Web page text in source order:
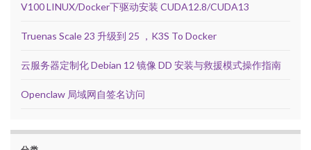
V100 LINUX/Docker下驱动安装 CUDA12.8/CUDA13
Truenas Scale 23 升级到 25 ，K3S To Docker
云服务器定制化 Debian 12 镜像 DD 安装与救援模式操作指南
Openclaw 局域网自签名访问